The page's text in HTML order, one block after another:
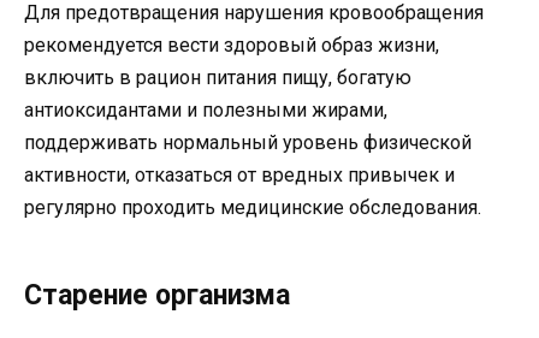
Для предотвращения нарушения кровообращения
рекомендуется вести здоровый образ жизни,
включить в рацион питания пищу, богатую
антиоксидантами и полезными жирами,
поддерживать нормальный уровень физической
активности, отказаться от вредных привычек и
регулярно проходить медицинские обследования.
Старение организма